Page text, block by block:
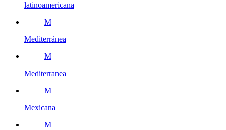
latinoamericana
M
Mediterránea
M
Mediterranea
M
Mexicana
M